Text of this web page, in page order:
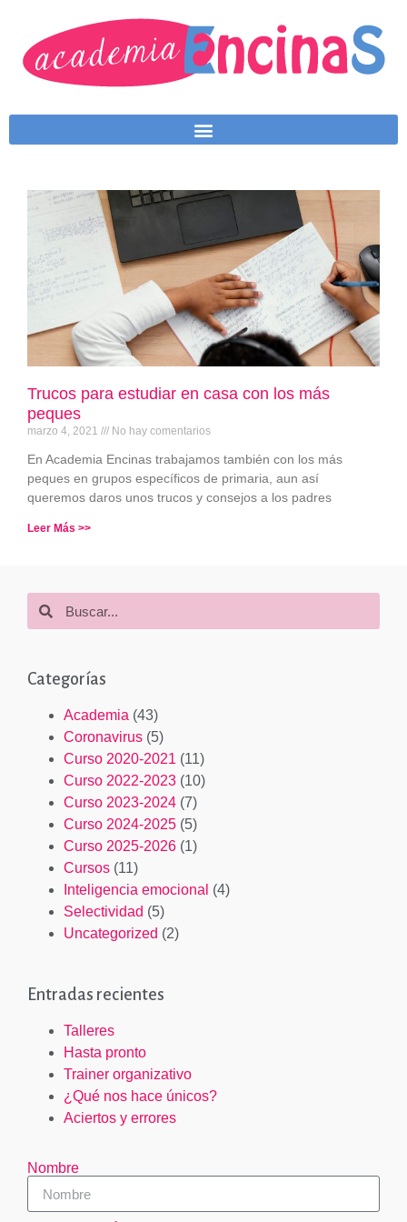
Trucos para estudiar en casa con los más
peques
marzo 4, 2021 No hay comentarios
En Academia Encinas trabajamos también con los más
peques en grupos específicos de primaria, aun así
queremos daros unos trucos y consejos a los padres
Leer Más >>
Categorías
Academia (43)
Coronavirus (5)
Curso 2020-2021 (11)
Curso 2022-2023 (10)
Curso 2023-2024 (7)
Curso 2024-2025 (5)
Curso 2025-2026 (1)
Cursos (11)
Inteligencia emocional (4)
Selectividad (5)
Uncategorized (2)
Entradas recientes
Talleres
Hasta pronto
Trainer organizativo
¿Qué nos hace únicos?
Aciertos y errores
Nombre